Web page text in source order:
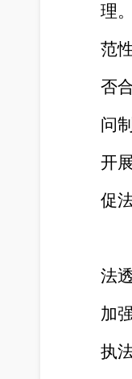
理
范
否
问
开
促
法
加
执